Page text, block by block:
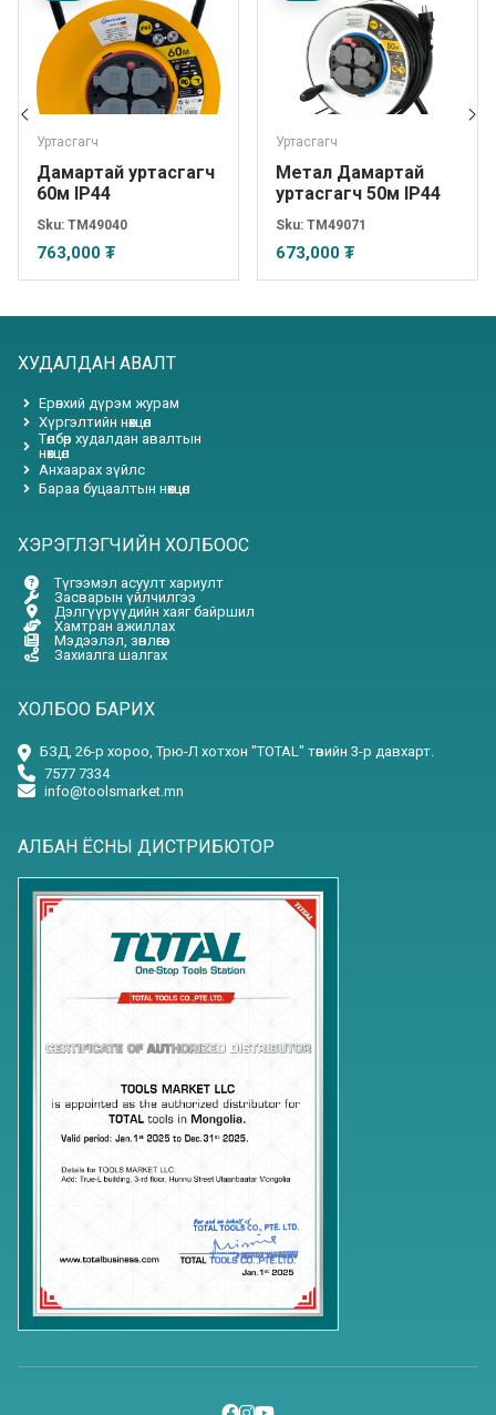
Уртасгагч
Дамартай уртасгагч
60м IP44
Sku: TM49040
763,000 ₮
Уртасгагч
Метал Дамартай
уртасгагч 50м IP44
Sku: TM49071
673,000 ₮
ХУДАЛДАН АВАЛТ
Ерөнхий дүрэм журам
Хүргэлтийн нөхцөл
Төлбөр худалдан авалтын
нөхцөл
Анхаарах зүйлс
Бараа буцаалтын нөхцөл
ХЭРЭГЛЭГЧИЙН ХОЛБООС
Түгээмэл асуулт хариулт
Засварын үйлчилгээ
Дэлгүүрүүдийн хаяг байршил
Хамтран ажиллах
Мэдээлэл, зөвлөгөө
Захиалга шалгах
ХОЛБОО БАРИХ
БЗД, 26-р хороо, Трю-Л хотхон "TOTAL" төвийн 3-р давхарт.
7577 7334
info@toolsmarket.mn
АЛБАН ЁСНЫ ДИСТРИБЮТОР